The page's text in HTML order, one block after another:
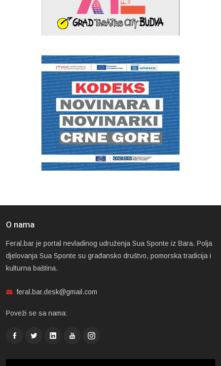
O nama
Feral.bar je portal nevladinog udruženja Sua Sponte iz Bara. Polja
djelovanja Sua Sponte su građansko društvo, pomorska tradicija i
kulturna baština.
feral.bar.desk@gmail.com
Poveži se sa nama: